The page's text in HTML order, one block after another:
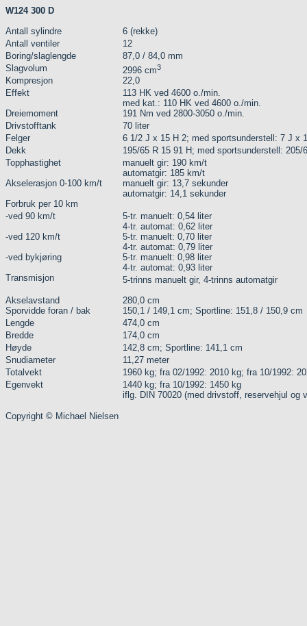
W124 300 D
Antall sylindre
6 (rekke)
Antall ventiler
12
Boring/slaglengde
87,0 / 84,0 mm
Slagvolum
2996 cm3
Kompresjon
22,0
Effekt
113 HK ved 4600 o./min.
med kat.: 110 HK ved 4600 o./min.
Dreiemoment
191 Nm ved 2800-3050 o./min.
Drivstofftank
70 liter
Felger
6 1/2 J x 15 H 2; med sportsunderstell: 7 J x
Dekk
195/65 R 15 91 H; med sportsunderstell: 205/
Topphastighet
manuelt gir: 190 km/t
automatgir: 185 km/t
Akselerasjon 0-100 km/t
manuelt gir: 13,7 sekunder
automatgir: 14,1 sekunder
Forbruk per 10 km
-ved 90 km/t
5-tr. manuelt: 0,54 liter
4-tr. automat: 0,62 liter
-ved 120 km/t
5-tr. manuelt: 0,70 liter
4-tr. automat: 0,79 liter
-ved bykjøring
5-tr. manuelt: 0,98 liter
4-tr. automat: 0,93 liter
Transmisjon
5-trinns manuelt gir, 4-trinns automatgir
Akselavstand
280,0 cm
Sporvidde foran / bak
150,1 / 149,1 cm; Sportline: 151,8 / 150,9 cm
Lengde
474,0 cm
Bredde
174,0 cm
Høyde
142,8 cm; Sportline: 141,1 cm
Snudiameter
11,27 meter
Totalvekt
1960 kg; fra 02/1992: 2010 kg; fra 10/1992:
Egenvekt
1440 kg; fra 10/1992: 1450 kg
iflg. DIN 70020 (med drivstoff, reservehjul og
Copyright © Michael Nielsen